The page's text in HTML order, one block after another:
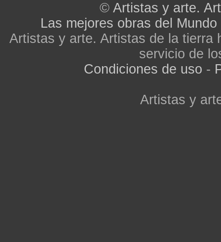
© Artistas y arte.
Las mejores obras del Mundo
Artistas y arte. Artistas de la tierra
servicio de
Condiciones de uso -
Artistas y